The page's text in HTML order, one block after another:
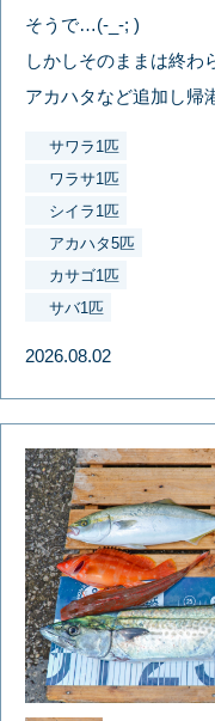
そうで…(-_-; )
しかしそのままは終わ
アカハタなど追加し帰
サワラ1匹
ワラサ1匹
シイラ1匹
アカハタ5匹
カサゴ1匹
サバ1匹
2026.08.02